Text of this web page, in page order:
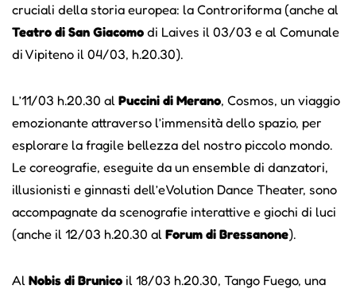
cruciali della storia europea: la Controriforma (anche al
Teatro di San Giacomo di Laives il 03/03 e al Comunale
di Vipiteno il 04/03, h.20.30).
L’11/03 h.20.30 al Puccini di Merano, Cosmos, un viaggio
emozionante attraverso l’immensità dello spazio, per
esplorare la fragile bellezza del nostro piccolo mondo.
Le coreografie, eseguite da un ensemble di danzatori,
illusionisti e ginnasti dell’eVolution Dance Theater, sono
accompagnate da scenografie interattive e giochi di luci
(anche il 12/03 h.20.30 al Forum di Bressanone).
Al Nobis di Brunico il 18/03 h.20.30, Tango Fuego, una